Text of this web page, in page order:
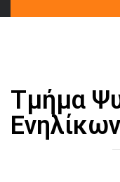
Τμήμα
Ενηλίκων